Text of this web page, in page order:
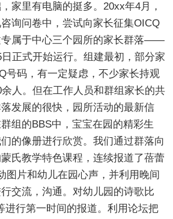
家里有电脑的挺多。20xx年4月，
询问卷中，尝试向家长征集OICQ
专属于中心三个园所的家长群落——
正式开始运行。组建最初，部分家
号码，有一定疑虑，不少家长持观
人。但在工作人员和群组家长的共
发展的很快，园所活动的最新信
组的BBS中，宝宝在园的精彩生
的像册进行欣赏。我们通过群落向
氏教学特色课程，连续报道了蓓蕾
图片和幼儿在园心声，并利用晚间
交流，沟通。对幼儿园的诗歌比
进行第一时间的报道。利用论坛把